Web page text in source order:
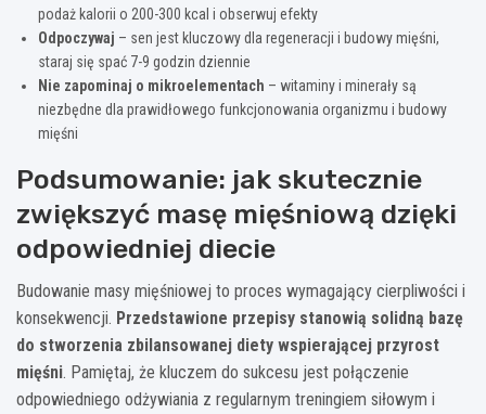
podaż kalorii o 200-300 kcal i obserwuj efekty
Odpoczywaj – sen jest kluczowy dla regeneracji i budowy mięśni,
staraj się spać 7-9 godzin dziennie
Nie zapominaj o mikroelementach – witaminy i minerały są
niezbędne dla prawidłowego funkcjonowania organizmu i budowy
mięśni
Podsumowanie: jak skutecznie
zwiększyć masę mięśniową dzięki
odpowiedniej diecie
Budowanie masy mięśniowej to proces wymagający cierpliwości i
konsekwencji. Przedstawione przepisy stanowią solidną bazę
do stworzenia zbilansowanej diety wspierającej przyrost
mięśni. Pamiętaj, że kluczem do sukcesu jest połączenie
odpowiedniego odżywiania z regularnym treningiem siłowym i